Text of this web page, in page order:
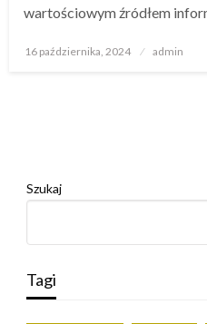
wartościowym źródłem
Opublikowane
16 października, 2024 admin
Szukaj
Tagi